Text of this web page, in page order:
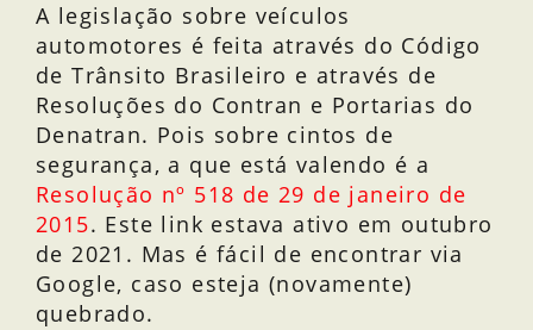
A legislação sobre veículos
automotores é feita através do Código
de Trânsito Brasileiro e através de
Resoluções do Contran e Portarias do
Denatran. Pois sobre cintos de
segurança, a que está valendo é a
Resolução nº 518 de 29 de janeiro de
2015. Este link estava ativo em outubro
de 2021. Mas é fácil de encontrar via
Google, caso esteja (novamente)
quebrado.